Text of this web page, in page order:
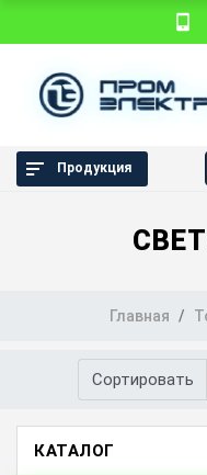
Продукция
Главная
Сортировать
КАТАЛОГ